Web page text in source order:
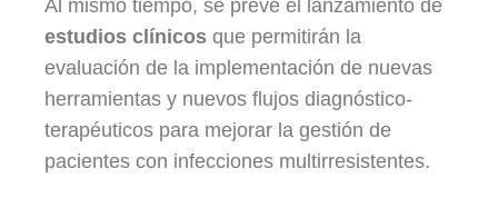
Al mismo tiempo, se prevé el lanzamiento de
estudios clínicos que permitirán la
evaluación de la implementación de nuevas
herramientas y nuevos flujos diagnóstico-
terapéuticos para mejorar la gestión de
pacientes con infecciones multirresistentes.